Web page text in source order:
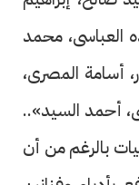
العباسى، محمد
أسامة المصرى،
أحمد السيد»..
بالرغم من أن